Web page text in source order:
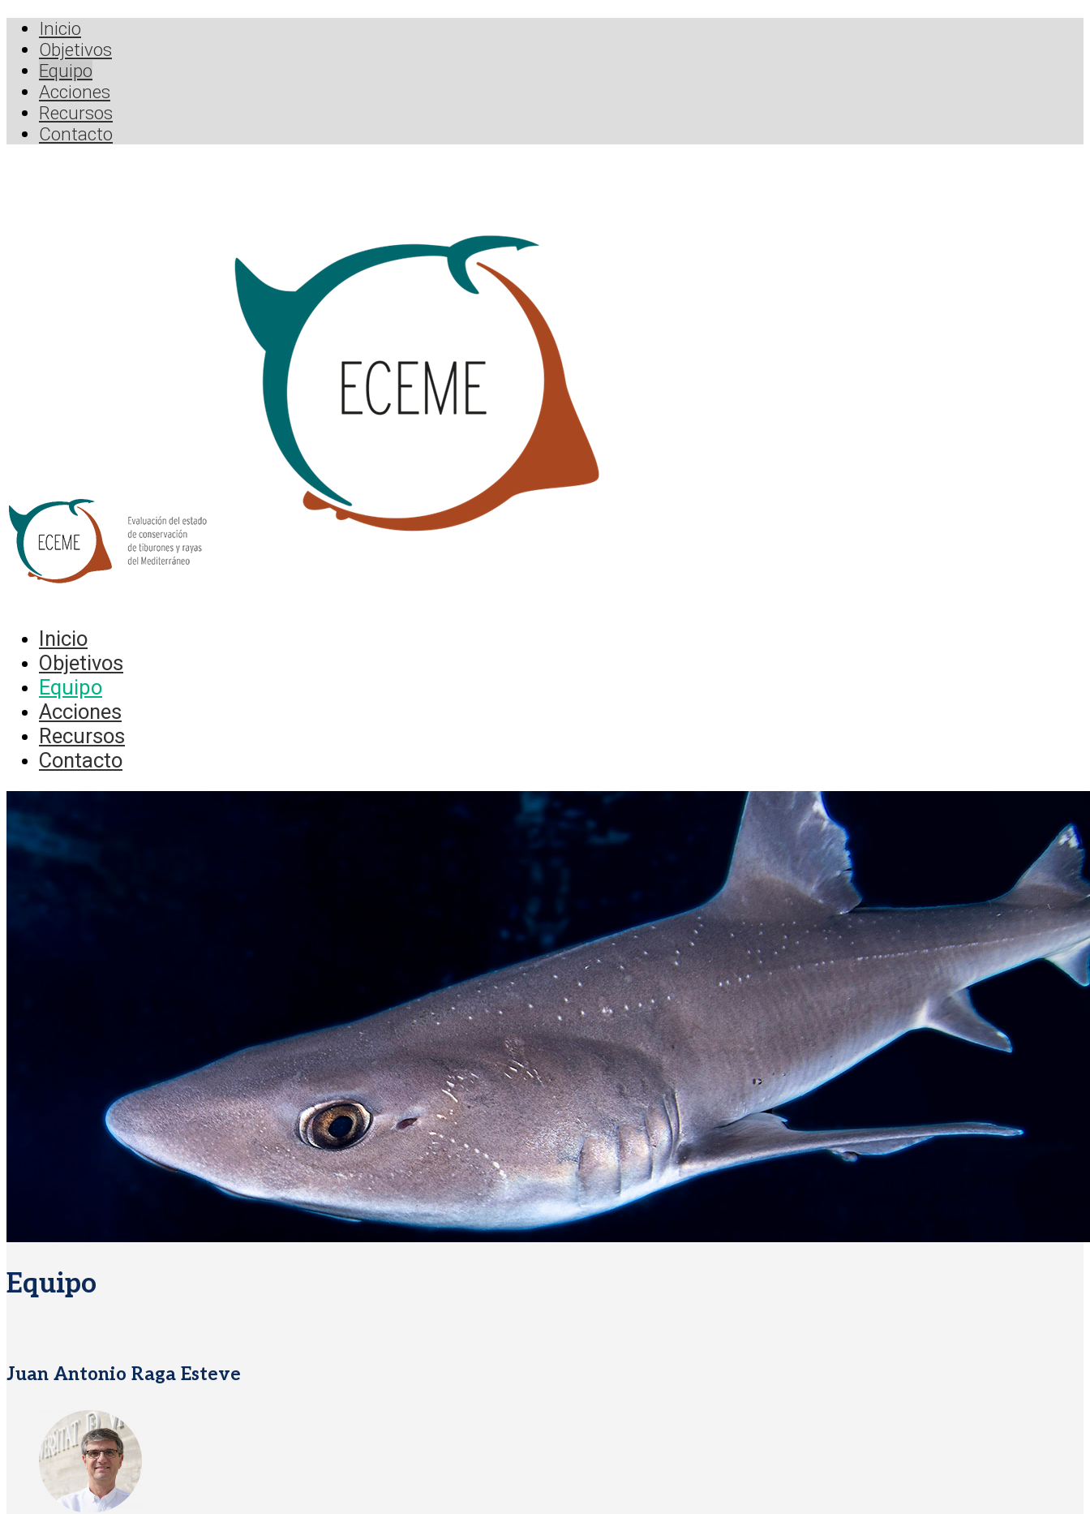
Inicio
Objetivos
Equipo
Acciones
Recursos
Contacto
Inicio
Objetivos
Equipo
Acciones
Recursos
Contacto
Equipo
Juan Antonio Raga Esteve